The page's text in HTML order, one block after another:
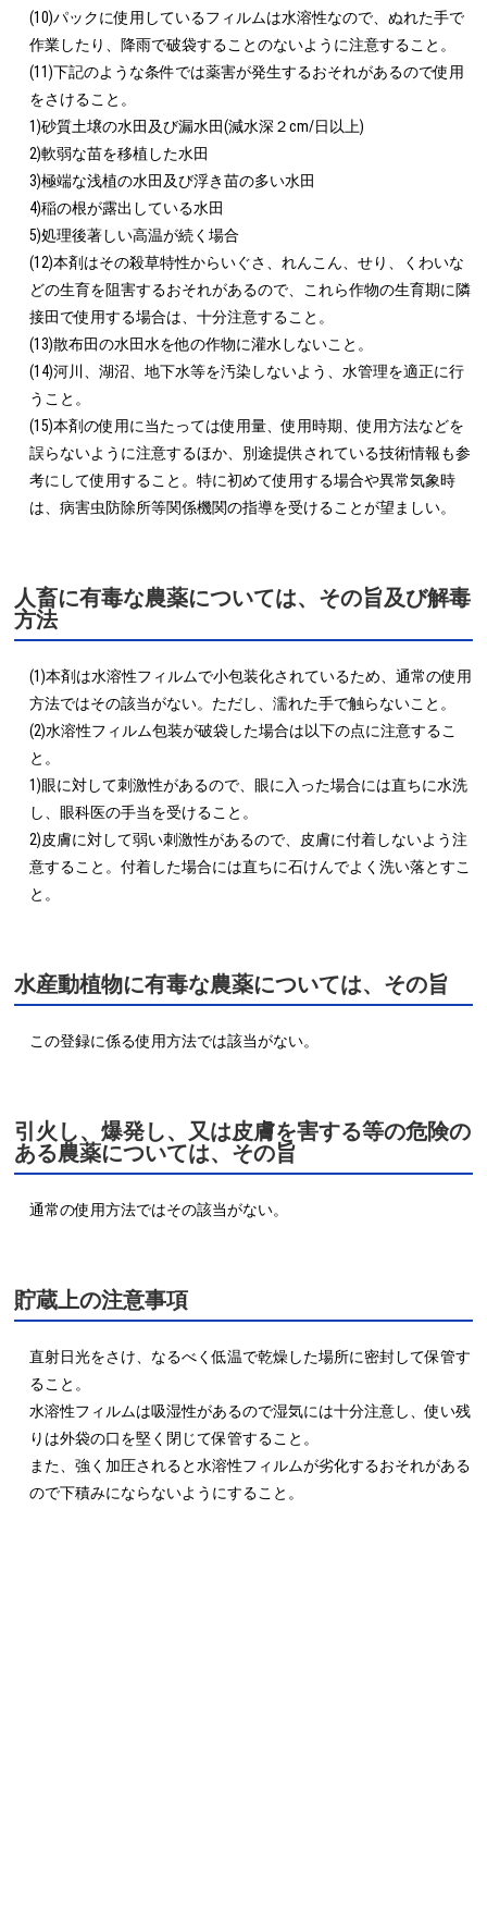
(10)パックに使用しているフィルムは水溶性なので、ぬれた手で
作業したり、降雨で破袋することのないように注意すること。
(11)下記のような条件では薬害が発生するおそれがあるので使用
をさけること。
1)砂質土壌の水田及び漏水田(減水深２cm/日以上)
2)軟弱な苗を移植した水田
3)極端な浅植の水田及び浮き苗の多い水田
4)稲の根が露出している水田
5)処理後著しい高温が続く場合
(12)本剤はその殺草特性からいぐさ、れんこん、せり、くわいな
どの生育を阻害するおそれがあるので、これら作物の生育期に隣
接田で使用する場合は、十分注意すること。
(13)散布田の水田水を他の作物に灌水しないこと。
(14)河川、湖沼、地下水等を汚染しないよう、水管理を適正に行
うこと。
(15)本剤の使用に当たっては使用量、使用時期、使用方法などを
誤らないように注意するほか、別途提供されている技術情報も参
考にして使用すること。特に初めて使用する場合や異常気象時
人畜に有毒な農薬については、その旨及び解毒
方法
(1)本剤は水溶性フィルムで小包装化されているため、通常の使用
方法ではその該当がない。ただし、濡れた手で触らないこと。
(2)水溶性フィルム包装が破袋した場合は以下の点に注意するこ
と。
1)眼に対して刺激性があるので、眼に入った場合には直ちに水洗
し、眼科医の手当を受けること。
2)皮膚に対して弱い刺激性があるので、皮膚に付着しないよう注
意すること。付着した場合には直ちに石けんでよく洗い落とすこ
水産動植物に有毒な農薬については、その旨
この登録に係る使用方法では該当がない。
引火し、爆発し、又は皮膚を害する等の危険の
ある農薬については、その旨
通常の使用方法ではその該当がない。
貯蔵上の注意事項
直射日光をさけ、なるべく低温で乾燥した場所に密封して保管す
ること。
水溶性フィルムは吸湿性があるので湿気には十分注意し、使い残
りは外袋の口を堅く閉じて保管すること。
また、強く加圧されると水溶性フィルムが劣化するおそれがある